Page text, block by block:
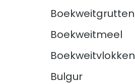
Boekweitgrutten
Boekweitmeel
Boekweitvlokken
Bulgur